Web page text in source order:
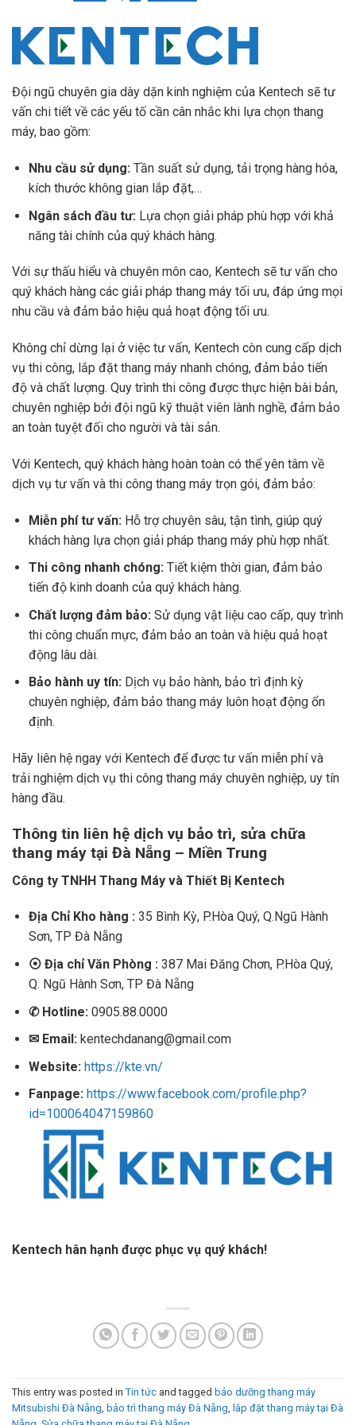
Đội ngũ chuyên gia dày dặn kinh nghiệm của Kentech sẽ tư
vấn chi tiết về các yếu tố cần cân nhắc khi lựa chọn thang
máy, bao gồm:
Nhu cầu sử dụng:Tần suất sử dụng, tải trọng hàng hóa,
kích thước không gian lắp đặt,…
Ngân sách đầu tư: Lựa chọn giải pháp phù hợp với khả
năng tài chính của quý khách hàng.
Với sự thấu hiểu và chuyên môn cao, Kentech sẽ tư vấn cho
quý khách hàng các giải pháp thang máy tối ưu, đáp ứng mọi
nhu cầu và đảm bảo hiệu quả hoạt động tối ưu.
Không chỉ dừng lại ở việc tư vấn, Kentech còn cung cấp dịch
vụ thi công, lắp đặt thang máy nhanh chóng, đảm bảo tiến
độ và chất lượng. Quy trình thi công được thực hiện bài bản,
chuyên nghiệp bởi đội ngũ kỹ thuật viên lành nghề, đảm bảo
an toàn tuyệt đối cho người và tài sản.
Với Kentech, quý khách hàng hoàn toàn có thể yên tâm về
dịch vụ tư vấn và thi công thang máy trọn gói, đảm bảo:
Miễn phí tư vấn: Hỗ trợ chuyên sâu, tận tình, giúp quý
khách hàng lựa chọn giải pháp thang máy phù hợp nhất.
Thi công nhanh chóng:Tiết kiệm thời gian, đảm bảo
tiến độ kinh doanh của quý khách hàng.
Chất lượng đảm bảo:Sử dụng vật liệu cao cấp, quy trình
thi công chuẩn mực, đảm bảo an toàn và hiệu quả hoạt
động lâu dài.
Bảo hành uy tín:Dịch vụ bảo hành, bảo trì định kỳ
chuyên nghiệp, đảm bảo thang máy luôn hoạt động ổn
định.
Hãy liên hệ ngay với Kentech để được tư vấn miễn phí và
trải nghiệm dịch vụ thi công thang máy chuyên nghiệp, uy tín
hàng đầu.
Thông tin liên hệ dịch vụ bảo trì, sửa chữa
thang máy tại Đà Nẵng – Miền Trung
Công ty TNHH Thang Máy và Thiết Bị Kentech
Địa Chỉ Kho hàng :35 Bình Kỳ, P.Hòa Quý, Q.Ngũ Hành
Sơn, TP Đà Nẵng
⦿ Địa chỉ Văn Phòng : 387 Mai Đăng Chơn, P.Hòa Quý,
Q. Ngũ Hành Sơn, TP Đà Nẵng
✆Hotline: 0905.88.0000
✉ Email:kentechdanang@gmail.com
Website: https://kte.vn/
Fanpage: https://www.facebook.com/profile.php?
id=100064047159860
Kentech hân hạnh được phục vụ quý khách!
This entry was posted in Tin tức and tagged bảo dưỡng thang máy
Mitsubishi Đà Nẵng bảo trì thang máy Đà Nẵng
lắp đặt thang máy tại Đà